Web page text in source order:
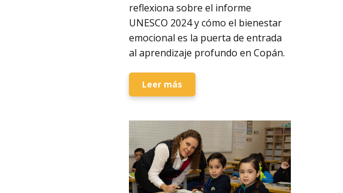
reflexiona sobre el informe
UNESCO 2024 y cómo el bienestar
emocional es la puerta de entrada
al aprendizaje profundo en Copán.
Leer más